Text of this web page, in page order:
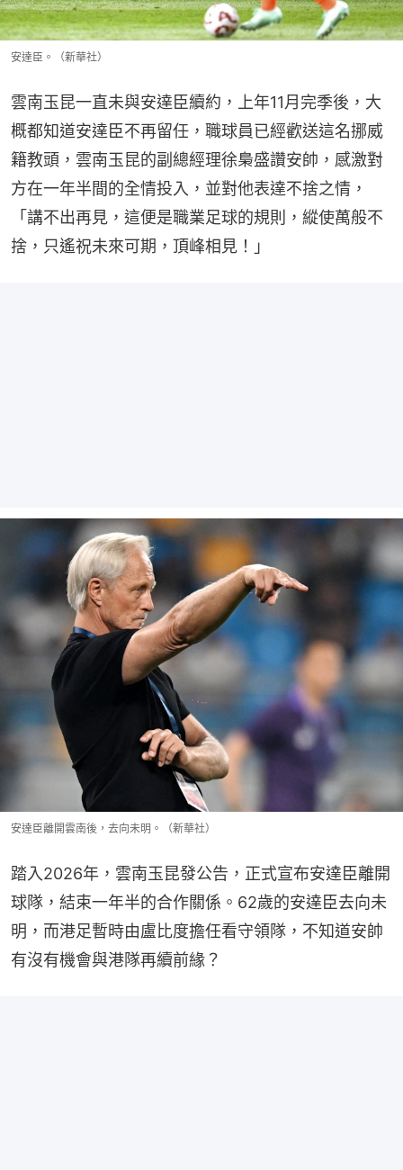
安達臣。（新華社）
雲南玉昆一直未與安達臣續約，上年11月完季後，大
概都知道安達臣不再留任，職球員已經歡送這名挪威
籍教頭，雲南玉昆的副總經理徐梟盛讚安帥，感激對
方在一年半間的全情投入，並對他表達不捨之情，
「講不出再見，這便是職業足球的規則，縱使萬般不
捨，只遙祝未來可期，頂峰相見！」
安達臣離開雲南後，去向未明。（新華社）
踏入2026年，雲南玉昆發公告，正式宣布安達臣離開
球隊，結束一年半的合作關係。62歲的安達臣去向未
明，而港足暫時由盧比度擔任看守領隊，不知道安帥
有沒有機會與港隊再續前緣？